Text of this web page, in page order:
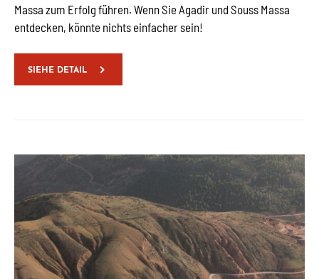
Massa zum Erfolg führen. Wenn Sie Agadir und Souss Massa
entdecken, könnte nichts einfacher sein!
SIEHE DETAIL